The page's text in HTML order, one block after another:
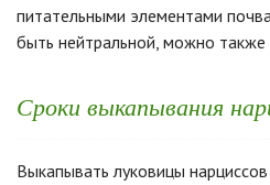
питательными элементами
быть нейтральной, можно также
Сроки выкапывания
Выкапывать луковицы